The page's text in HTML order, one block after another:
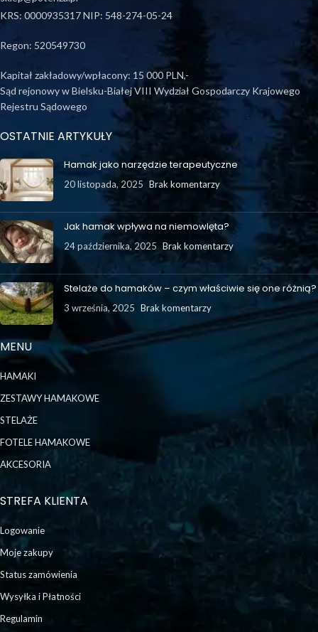
KRS: 0000935317 NIP: 548-274-05-24
Regon: 520549730
Kapitał zakładowy/wpłacony: 15 000 PLN,-
Sąd rejonowy w Bielsku-Białej VIII Wydział Gospodarczy Krajowego
Rejestru Sądowego
OSTATNIE ARTYKUŁY
Hamak jako narzędzie terapeutyczne
20 listopada, 2025 Brak komentarzy
Jak hamak wpływa na niemowlęta?
24 października, 2025 Brak komentarzy
Stelaże do hamaków – czym właściwie się one różnią?
3 września, 2025 Brak komentarzy
MENU
HAMAKI
ZESTAWY HAMAKOWE
STELAŻE
FOTELE HAMAKOWE
AKCESORIA
STREFA KLIENTA
Logowanie
Moje zakupy
Status zamówienia
Wysyłka i Płatności
Regulamin